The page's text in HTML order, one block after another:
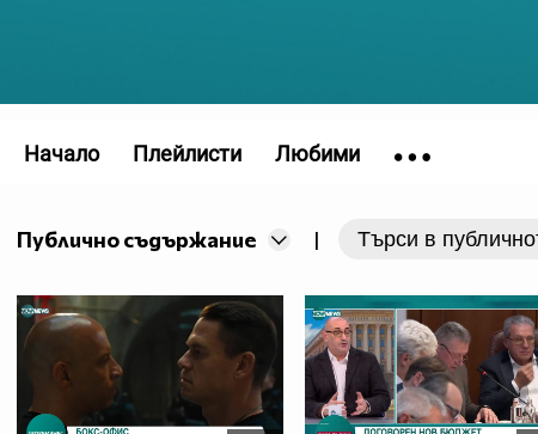
Публично съдържание |
Начало Плейлисти Любими